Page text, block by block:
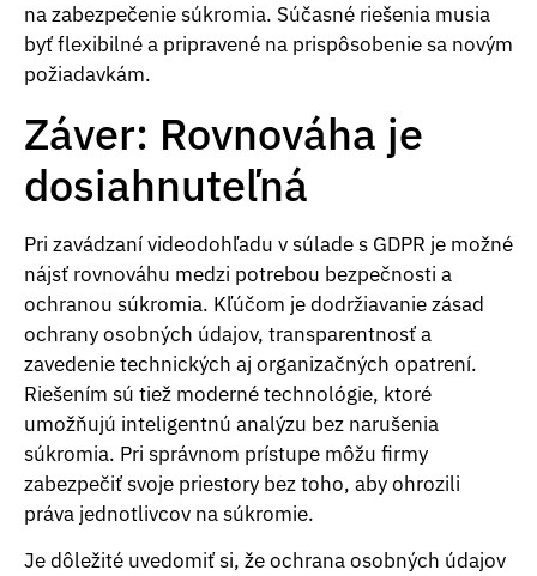
na zabezpečenie súkromia. Súčasné riešenia musia
byť flexibilné a pripravené na prispôsobenie sa novým
požiadavkám.
Záver: Rovnováha je
dosiahnuteľná
Pri zavádzaní videodohľadu v súlade s GDPR je možné
nájsť rovnováhu medzi potrebou bezpečnosti a
ochranou súkromia. Kľúčom je dodržiavanie zásad
ochrany osobných údajov, transparentnosť a
zavedenie technických aj organizačných opatrení.
Riešením sú tiež moderné technológie, ktoré
umožňujú inteligentnú analýzu bez narušenia
súkromia. Pri správnom prístupe môžu firmy
zabezpečiť svoje priestory bez toho, aby ohrozili
práva jednotlivcov na súkromie.
Je dôležité uvedomiť si, že ochrana osobných údajov